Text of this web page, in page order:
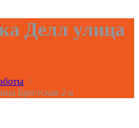
Делл улица
/
Брестская 2-я